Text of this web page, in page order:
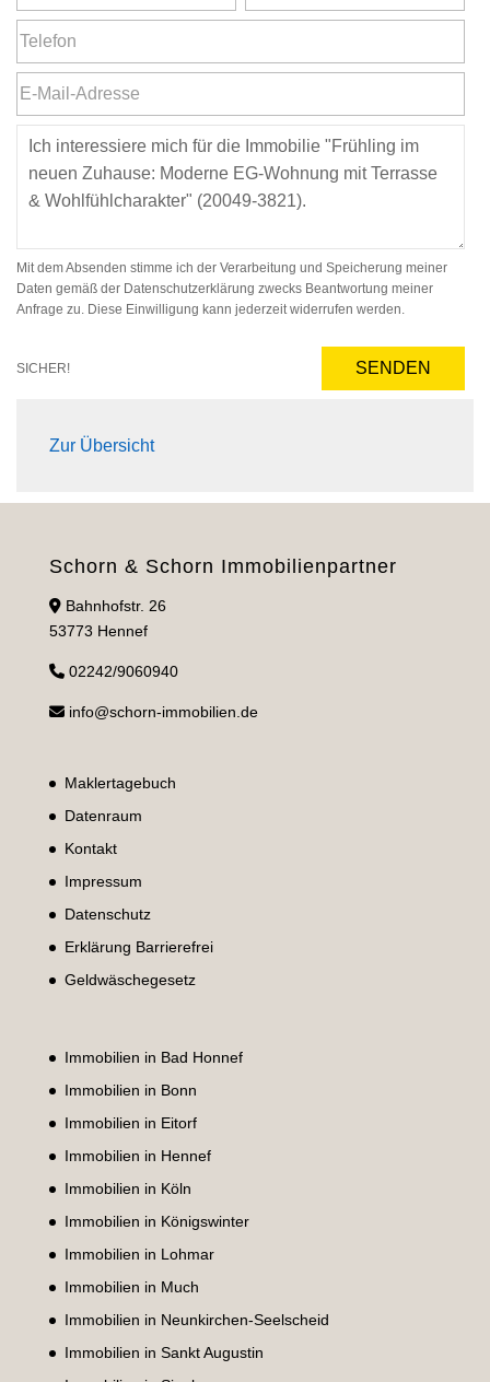
Mit dem Absenden stimme ich der Verarbeitung und Speicherung meiner
Daten gemäß der Datenschutzerklärung zwecks Beantwortung meiner
Anfrage zu. Diese Einwilligung kann jederzeit widerrufen werden.
SICHER! SENDEN
Zur Übersicht
Schorn & Schorn Immobilienpartner
Bahnhofstr. 26
53773 Hennef
02242/9060940
info@schorn-immobilien.de
Maklertagebuch
Datenraum
Kontakt
Impressum
Datenschutz
Erklärung Barrierefrei
Geldwäschegesetz
Immobilien in Bad Honnef
Immobilien in Bonn
Immobilien in Eitorf
Immobilien in Hennef
Immobilien in Köln
Immobilien in Königswinter
Immobilien in Lohmar
Immobilien in Much
Immobilien in Neunkirchen-Seelscheid
Immobilien in Sankt Augustin